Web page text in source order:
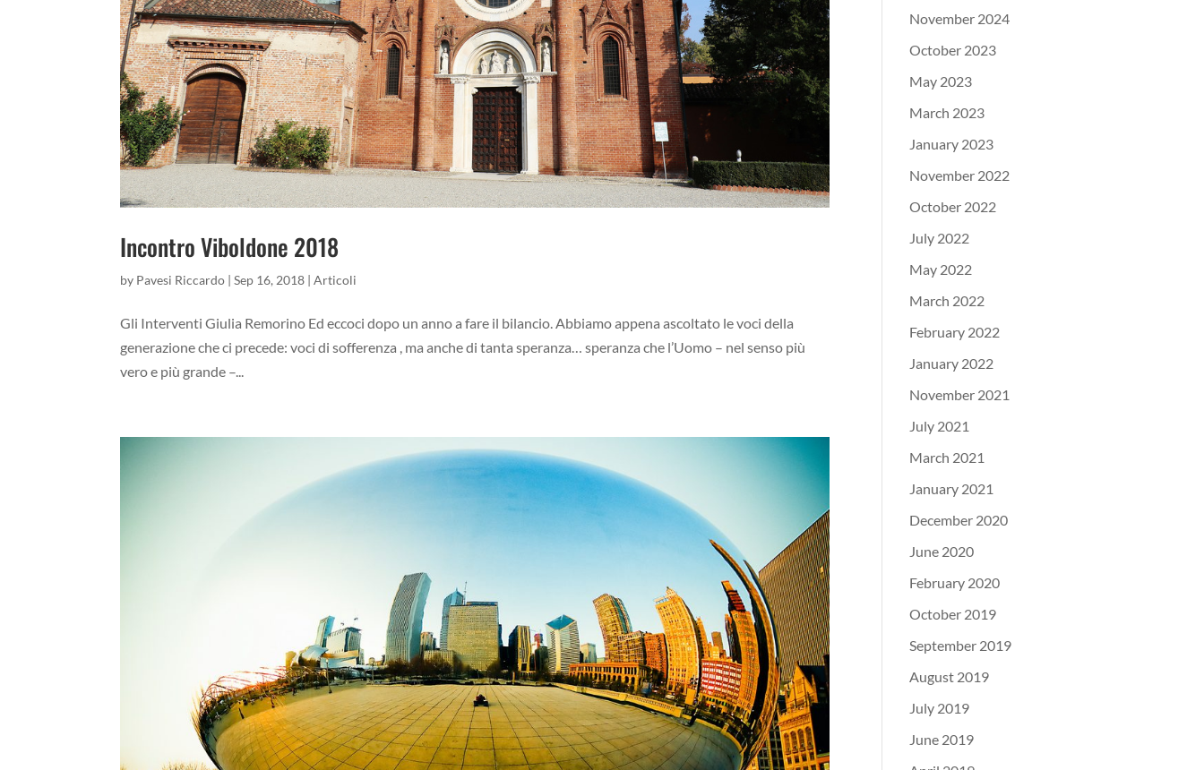
Incontro Viboldone 2018
by Pavesi Riccardo |Sep 16, 2018 |Articoli
Gli Interventi Giulia Remorino Ed eccoci dopo un anno a fare il bilancio. Abbiamo appena ascoltato le voci della
generazione che ci precede: voci di sofferenza , ma anche di tanta speranza… speranza che l’Uomo – nel senso più
vero e più grande –...
November 2024
October 2023
May 2023
March 2023
January 2023
November 2022
October 2022
July 2022
May 2022
March 2022
February 2022
January 2022
November 2021
July 2021
March 2021
January 2021
December 2020
June 2020
February 2020
October 2019
September 2019
August 2019
July 2019
June 2019